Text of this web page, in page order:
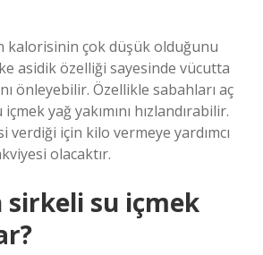
kalorisinin çok düşük olduğunu
asidik özelliği sayesinde vücutta
önleyebilir. Özellikle sabahları aç
yağ yakımını hızlandırabilir.
verdiği için kilo vermeye yardımcı
olacaktır.
su içmek